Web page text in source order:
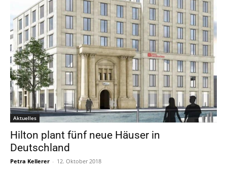
Aktuelles
Hilton plant fünf neue Häuser in
Deutschland
Petra Kellerer - 12. Oktober 2018